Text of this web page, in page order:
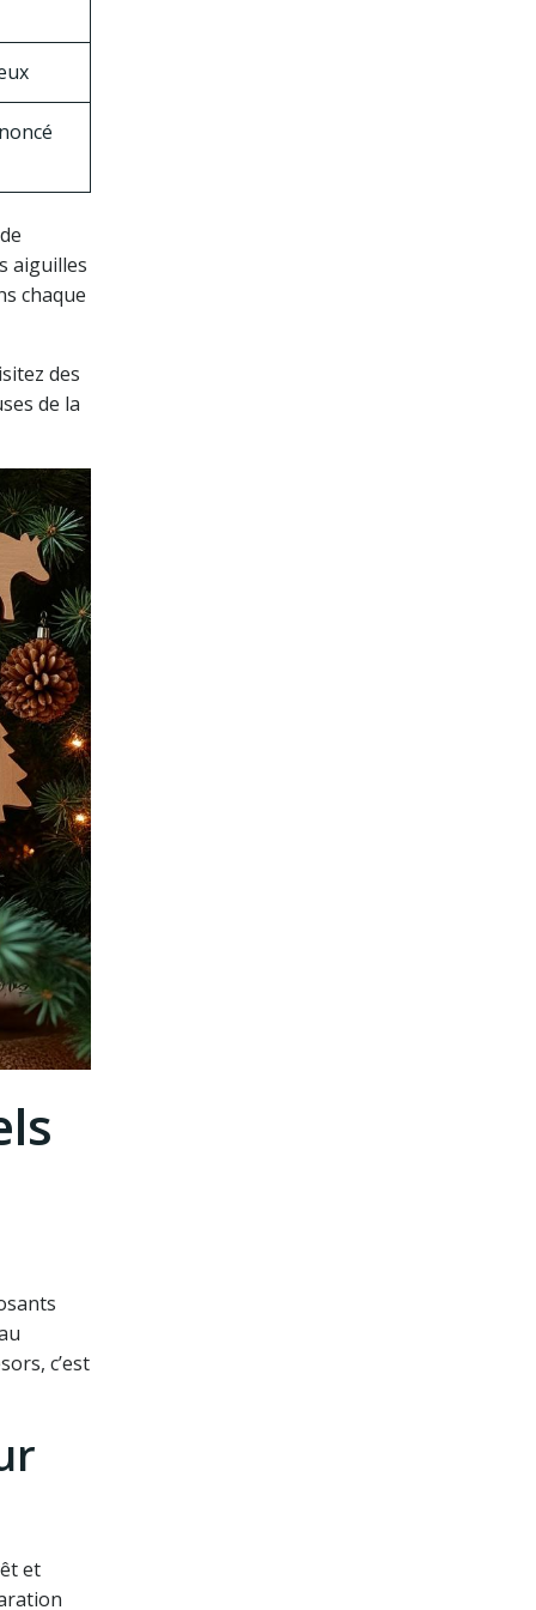
aiguilles
chaque
des
de la
c’est
et